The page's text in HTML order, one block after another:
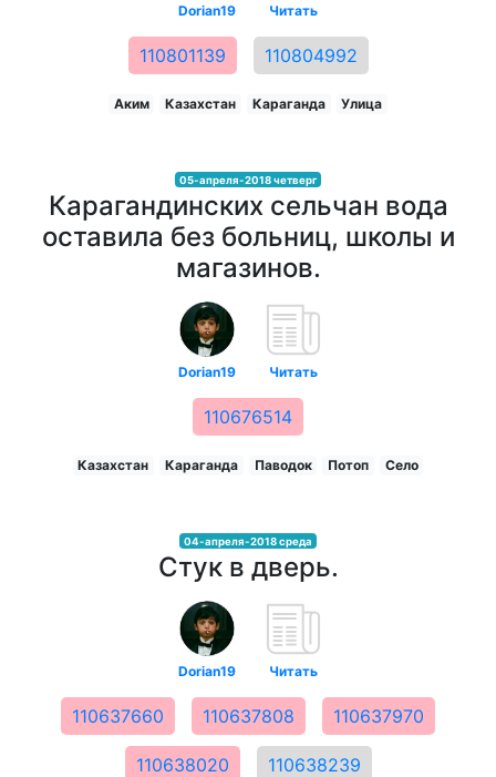
Dorian19 Читать
110801139 110804992
Аким Казахстан Караганда Улица
05-апреля-2018 четверг
Карагандинских сельчан вода
оставила без больниц, школы и
магазинов.
Dorian19 Читать
110676514
Казахстан Караганда Паводок Потоп Село
04-апреля-2018 среда
Стук в дверь.
Dorian19 Читать
110637660 110637808 110637970
110638020 110638239